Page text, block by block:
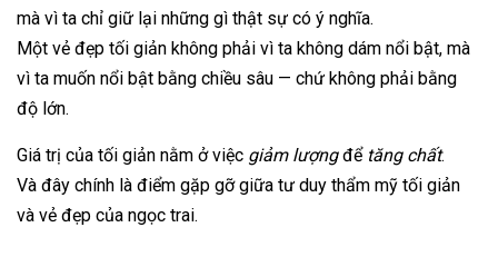
mà vì ta chỉ giữ lại những gì thật sự có ý nghĩa.
Một vẻ đẹp tối giản không phải vì ta không dám nổi bật, mà
vì ta muốn nổi bật bằng chiều sâu — chứ không phải bằng
độ lớn.
Giá trị của tối giản nằm ở việc giảm lượngđể tăng chất.
Và đây chính là điểm gặp gỡ giữa tư duy thẩm mỹ tối giản
và vẻ đẹp của ngọc trai.